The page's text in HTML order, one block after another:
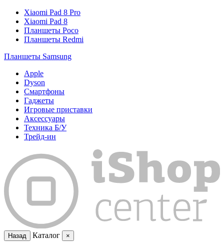
Xiaomi Pad 8 Pro
Xiaomi Pad 8
Планшеты Poco
Планшеты Redmi
Планшеты Samsung
Apple
Dyson
Смартфоны
Гаджеты
Игровые приставки
Аксессуары
Техника Б/У
Трейд-ин
Назад Каталог ×